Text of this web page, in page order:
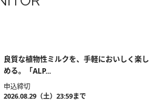
良質な植物性ミルクを、手軽においしく楽し
める。「ALP...
申込締切
2026.08.29（土）23:59まで